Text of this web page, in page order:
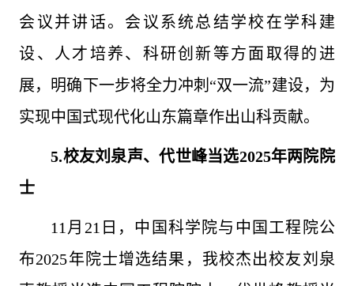
会议并讲话。会议系统总结学校在学科建
设、人才培养、科研创新等方面取得的进
展，明确下一步将全力冲刺“双一流”建设，为
实现中国式现代化山东篇章作出山科贡献。
5.校友刘泉声、代世峰当选2025年两院院
士
11月21日，中国科学院与中国工程院公
布2025年院士增选结果，我校杰出校友刘泉